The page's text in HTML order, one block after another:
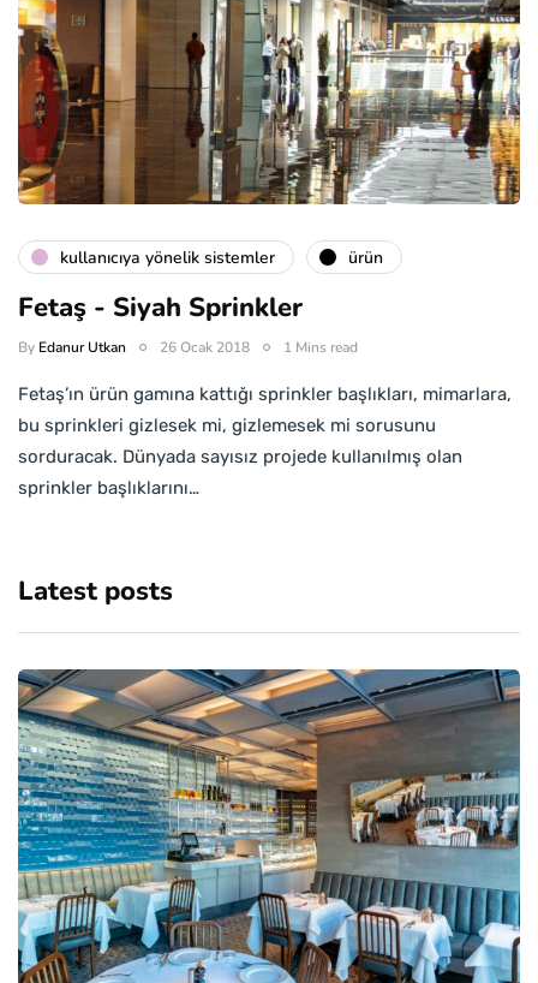
kullanıcıya yönelik sistemler ürün
Fetaş - Siyah Sprinkler
By Edanur Utkan 26 Ocak 2018 1 Mins read
Fetaş’ın ürün gamına kattığı sprinkler başlıkları, mimarlara,
bu sprinkleri gizlesek mi, gizlemesek mi sorusunu
sorduracak. Dünyada sayısız projede kullanılmış olan
sprinkler başlıklarını…
Latest posts